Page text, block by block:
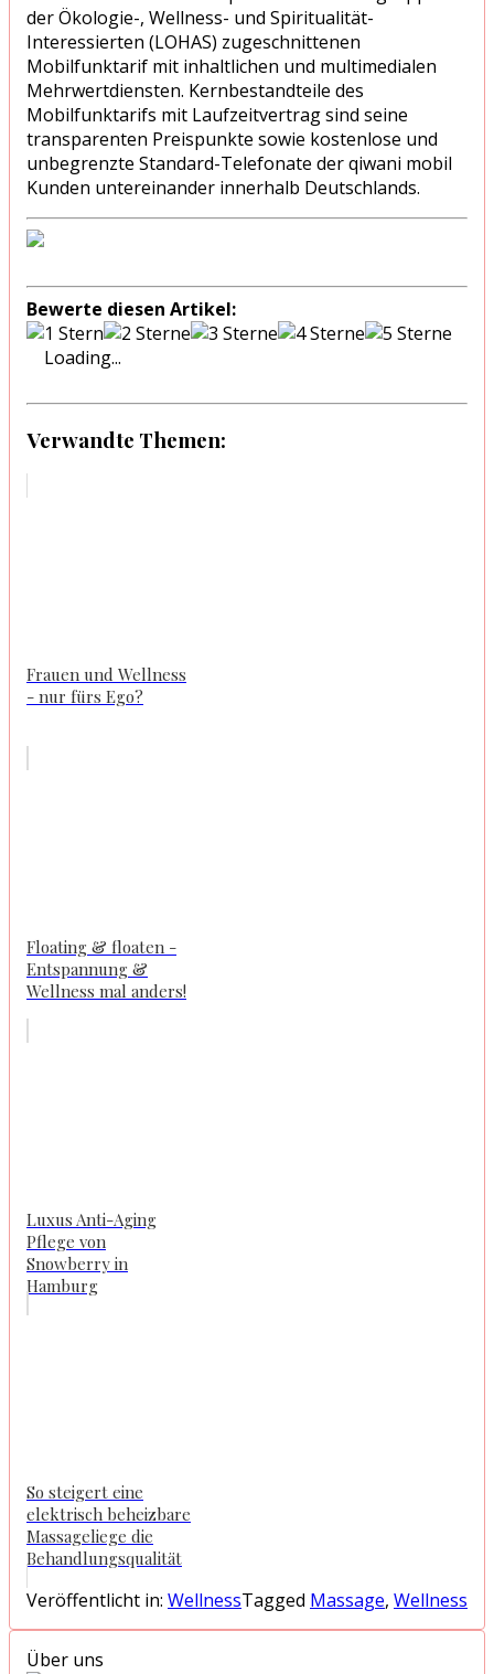
der Ökologie-, Wellness- und Spiritualität-
Interessierten (LOHAS) zugeschnittenen
Mobilfunktarif mit inhaltlichen und multimedialen
Mehrwertdiensten. Kernbestandteile des
Mobilfunktarifs mit Laufzeitvertrag sind seine
transparenten Preispunkte sowie kostenlose und
unbegrenzte Standard-Telefonate der qiwani mobil
Kunden untereinander innerhalb Deutschlands.
Bewerte diesen Artikel:
Loading...
Verwandte Themen:
Frauen und Wellness
- nur fürs Ego?
Floating & floaten -
Entspannung &
Wellness mal anders!
Luxus Anti-Aging
Pflege von
Snowberry in
Hamburg
So steigert eine
elektrisch beheizbare
Massageliege die
Behandlungsqualität
Veröffentlicht in: WellnessTagged Massage, Wellness
Über uns